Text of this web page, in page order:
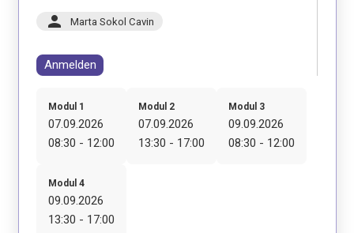
person Marta Sokol Cavin
Anmelden
Modul 1
07.09.2026
08:30 - 12:00
Modul 2
07.09.2026
13:30 - 17:00
Modul 3
09.09.2026
08:30 - 12:00
Modul 4
09.09.2026
13:30 - 17:00